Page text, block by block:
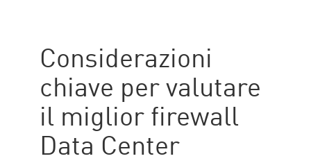
Considerazioni
chiave per valutare
il miglior firewall
Data Center